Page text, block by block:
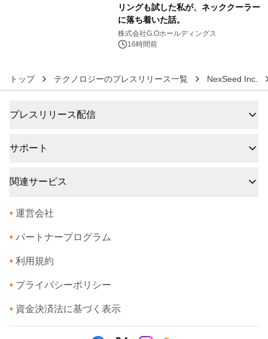
リングも試した私が、ネッククーラー
に落ち着いた話。
株式会社G.Oホールディングス
16時間前
トップ テクノロジーのプレスリリース一覧 NexSeed Inc.
プレスリリース配信
サポート
関連サービス
• 運営会社
• パートナープログラム
• 利用規約
• プライバシーポリシー
• 資金決済法に基づく表示